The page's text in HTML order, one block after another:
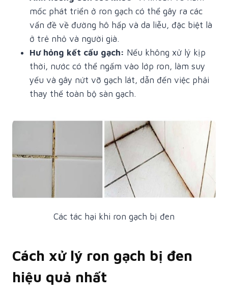
mốc phát triển ở ron gạch có thể gây ra các
vấn đề về đường hô hấp và da liễu, đặc biệt là
ở trẻ nhỏ và người già.
Hư hỏng kết cấu gạch: Nếu không xử lý kịp
thời, nước có thể ngấm vào lớp ron, làm suy
yếu và gây nứt vỡ gạch lát, dẫn đến việc phải
thay thế toàn bộ sàn gạch.
Các tác hại khi ron gạch bị đen
Cách xử lý ron gạch bị đen
hiệu quả nhất